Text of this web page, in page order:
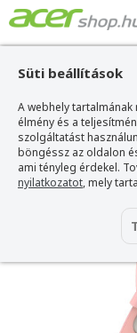
Süti beállítások
A webhely
élmény és a
szolgáltatást
böngéssz az oldalon
ami tényleg érdekel.
nyilatkozatot, mely
Acer webshop>
USB 7.1 Virtual Cicafüles
Onikuma K9
Gamer
Azonosító: K9 Pink RGB